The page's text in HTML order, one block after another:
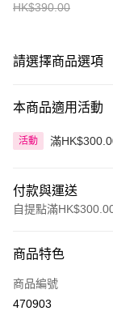
HK$390.00
請選擇商品選項
本商品適用活動
活動 滿
付款與運送
自提點滿
信用卡
Apple Pay
商品特色
商品編號
470903